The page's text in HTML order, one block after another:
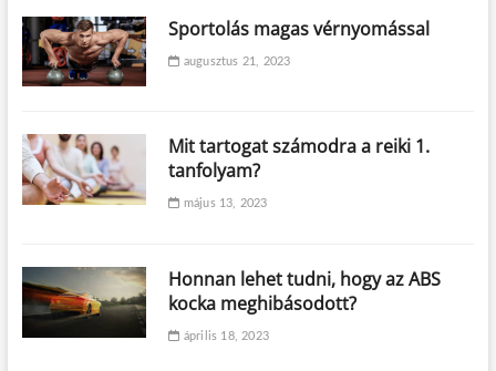
Sportolás magas vérnyomással
augusztus 21, 2023
Mit tartogat számodra a reiki 1.
tanfolyam?
május 13, 2023
Honnan lehet tudni, hogy az ABS
kocka meghibásodott?
április 18, 2023